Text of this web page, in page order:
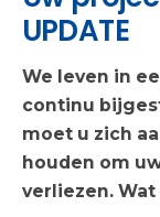
UPDATE
We leven in
continu
moet u zich
houden om
verliezen.